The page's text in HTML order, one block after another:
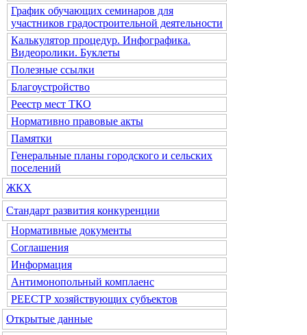
График обучающих семинаров для
участников градостроительной деятельности
Калькулятор процедур. Инфографика.
Видеоролики. Буклеты
Полезные ссылки
Благоустройство
Реестр мест ТКО
Нормативно правовые акты
Памятки
Генеральные планы городского и сельских
поселений
ЖКХ
Стандарт развития конкуренции
Нормативные документы
Соглашения
Информация
Антимонопольный комплаенс
РЕЕСТР хозяйствующих субъектов
Открытые данные